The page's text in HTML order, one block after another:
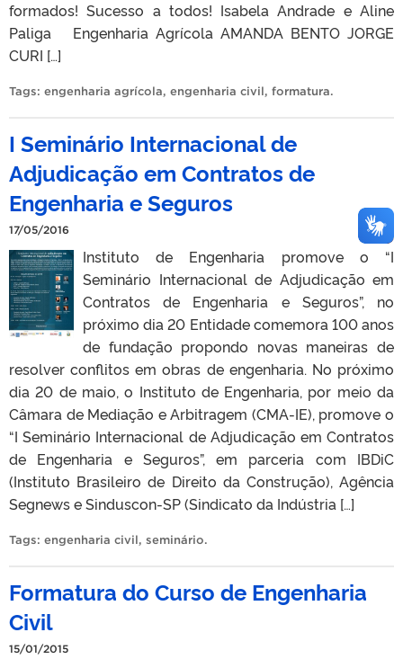
formados! Sucesso a todos! Isabela Andrade e Aline
Paliga Engenharia Agrícola AMANDA BENTO JORGE
CURI […]
Tags: engenharia agrícola, engenharia civil, formatura.
I Seminário Internacional de
Adjudicação em Contratos de
Engenharia e Seguros
17/05/2016
Instituto de Engenharia promove o “I
Seminário Internacional de Adjudicação em
Contratos de Engenharia e Seguros”, no
próximo dia 20 Entidade comemora 100 anos
de fundação propondo novas maneiras de
resolver conflitos em obras de engenharia. No próximo
dia 20 de maio, o Instituto de Engenharia, por meio da
Câmara de Mediação e Arbitragem (CMA-IE), promove o
“I Seminário Internacional de Adjudicação em Contratos
de Engenharia e Seguros”, em parceria com IBDiC
(Instituto Brasileiro de Direito da Construção), Agência
Segnews e Sinduscon-SP (Sindicato da Indústria […]
Tags: engenharia civil, seminário.
Formatura do Curso de Engenharia
Civil
15/01/2015